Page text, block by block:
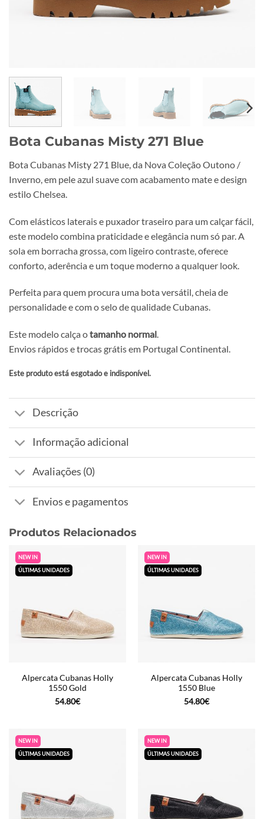
Bota Cubanas Misty 271 Blue
Bota Cubanas Misty 271 Blue, da Nova Coleção Outono /
Inverno, em pele azul suave com acabamento mate e design
estilo Chelsea.
Com elásticos laterais e puxador traseiro para um calçar fácil,
este modelo combina praticidade e elegância num só par. A
sola em borracha grossa, com ligeiro contraste, oferece
conforto, aderência e um toque moderno a qualquer look.
Perfeita para quem procura uma bota versátil, cheia de
personalidade e com o selo de qualidade Cubanas.
Este modelo calça otamanho normal.
Envios rápidos e trocas grátis em Portugal Continental.
Este produto está esgotado e indisponível.
Alternative:
Descrição
Informação adicional
Avaliações (0)
Envios e pagamentos
Produtos Relacionados
NEW IN
ÚLTIMAS UNIDADES
Alpercata Cubanas Holly
1550 Gold
54.80€
NEW IN
ÚLTIMAS UNIDADES
Alpercata Cubanas Holly
1550 Blue
54.80€
NEW IN
ÚLTIMAS UNIDADES
NEW IN
ÚLTIMAS UNIDADES